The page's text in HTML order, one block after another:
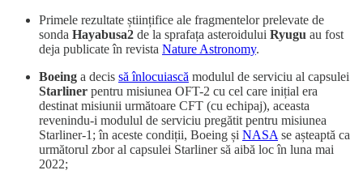
Primele rezultate științifice ale fragmentelor prelevate de
sonda Hayabusa2 de la sprafața asteroidului Ryugu au fost
deja publicate în revista Nature Astronomy.
Boeing a decis să înlocuiască modulul de serviciu al capsulei
Starliner pentru misiunea OFT-2 cu cel care inițial era
destinat misiunii următoare CFT (cu echipaj), aceasta
revenindu-i modulul de serviciu pregătit pentru misiunea
Starliner-1; în aceste condiții, Boeing și NASA se așteaptă ca
următorul zbor al capsulei Starliner să aibă loc în luna mai
2022;